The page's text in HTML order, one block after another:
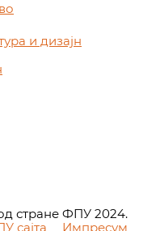
и дизајн
стране ФПУ 2024.
сајта
Импресум